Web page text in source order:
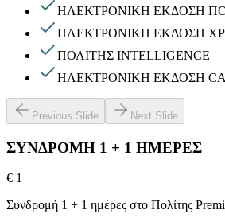
ΗΛΕΚΤΡΟΝΙΚΗ ΕΚΔΟΣΗ
ΗΛΕΚΤΡΟΝΙΚΗ ΕΚΔΟΣΗ
ΠΟΛΙΤΗΣ INTELLIGENCE
ΗΛΕΚΤΡΟΝΙΚΗ ΕΚΔΟΣΗ
Previous Slide Next Slide
ΣΥΝΔΡΟΜΗ 1 + 1 ΗΜΕΡΕΣ
€ 1
Συνδρομή 1 + 1 ημέρες στο Πολίτης